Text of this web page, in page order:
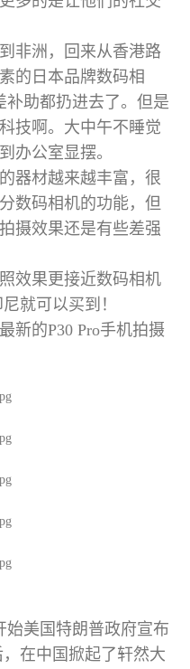
洲，回来从香港路
的日本品牌数码相
补助都扔进去了。但是
技啊。大中午不睡觉
办公室显摆。
材越来越丰富，很
数码相机的功能，但
摄效果还是有些差强
果更接近数码相机
就可以买到！
的P30 Pro手机拍摄
美国特朗普政府宣布
在中国掀起了轩然大